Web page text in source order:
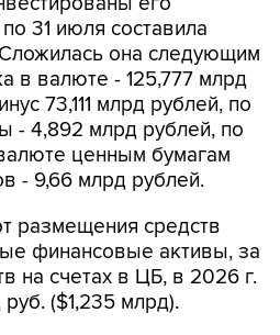
31 июля составила
она следующим
в валюте - 125,777 млрд
73,111 млрд рублей, по
- 4,892 млрд рублей, по
ценным бумагам
- 9,66 млрд рублей.
размещения средств
финансовые активы, за
на счетах в ЦБ, в 2026 г.
($1,235 млрд).